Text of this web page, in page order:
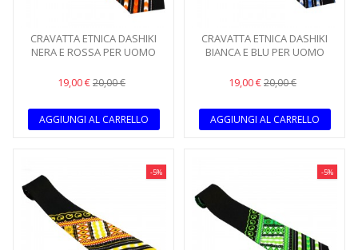
CRAVATTA ETNICA DASHIKI
NERA E ROSSA PER UOMO
19,00 €20,00 €
AGGIUNGI AL CARRELLO
CRAVATTA ETNICA DASHIKI
BIANCA E BLU PER UOMO
19,00 €20,00 €
AGGIUNGI AL CARRELLO
-5% -5%